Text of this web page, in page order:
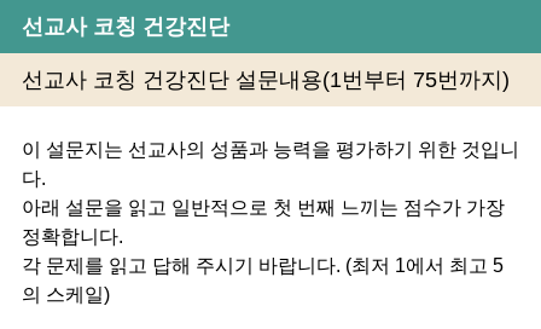
선교사 코칭 건강진단
선교사 코칭 건강진단 설문내용(1번부터 75번까지)
이 설문지는 선교사의 성품과 능력을 평가하기 위한 것입니
다.
아래 설문을 읽고 일반적으로 첫 번째 느끼는 점수가 가장
정확합니다.
각 문제를 읽고 답해 주시기 바랍니다. (최저 1에서 최고 5
의 스케일)